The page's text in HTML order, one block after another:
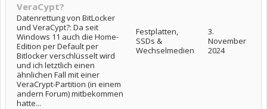
VeraCypt?
Datenrettung von BitLocker
und VeraCypt?: Da seit
Windows 11 auch die Home-
Edition per Default per
Bitlocker verschlüsselt wird
und ich letztlich einen
ähnlichen Fall mit einer
VeraCrypt-Partition (in einem
andern Forum) mitbekommen
hatte...
Festplatten,
SSDs &
Wechselmedien
3.
November
2024